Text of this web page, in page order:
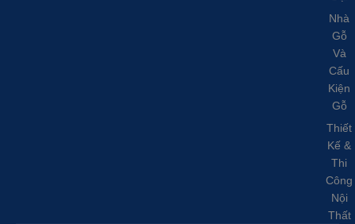
Nhà
Gỗ
Và
Cấu
Kiện
Gỗ
Thiết
Kế &
Thi
Công
Nội
Thất